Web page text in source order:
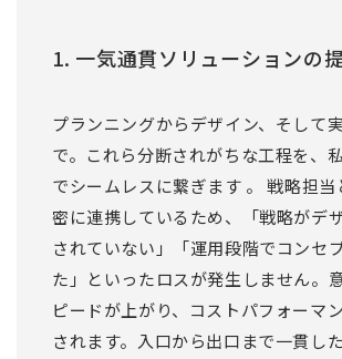
1. 一気通貫ソリューションの
プランニングからデザイン、そして
で。これら分断されがちな工程を、
でシームレスに繋ぎます 。 戦略担
密に連携しているため、「戦略がデ
されていない」「運用段階でコンセ
た」といったロスが発生しません。
ピードが上がり、コストパフォーマ
されます。入口から出口まで一貫し